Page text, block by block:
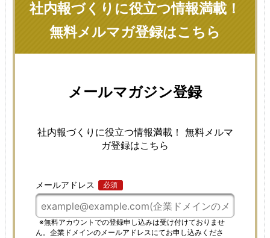
社内報づくりに役立つ情報満載！
無料メルマガ登録はこちら